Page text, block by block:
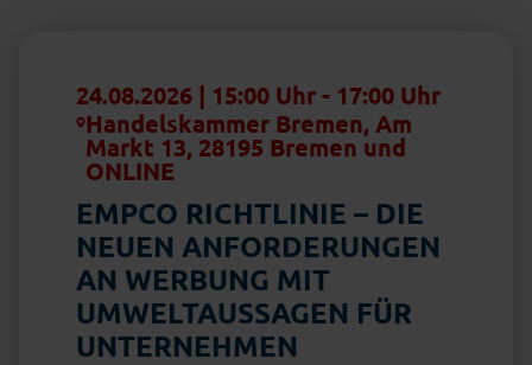
24.08.2026 | 15:00 Uhr- 17:00 Uhr
Handelskammer Bremen, Am
Markt 13, 28195 Bremen und
ONLINE
EMPCO RICHTLINIE – DIE
NEUEN ANFORDERUNGEN
AN WERBUNG MIT
UMWELTAUSSAGEN FÜR
UNTERNEHMEN